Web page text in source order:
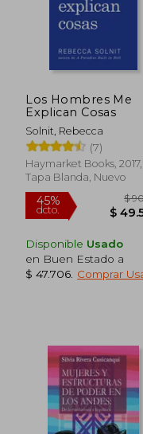
Los Hombres Me
Explican Cosas
Solnit, Rebecca
(7)
Haymarket Books, 2017,
Tapa Blanda, Nuevo
Disponible Usado
en Buen Estado a
$ 47.706 Comprar